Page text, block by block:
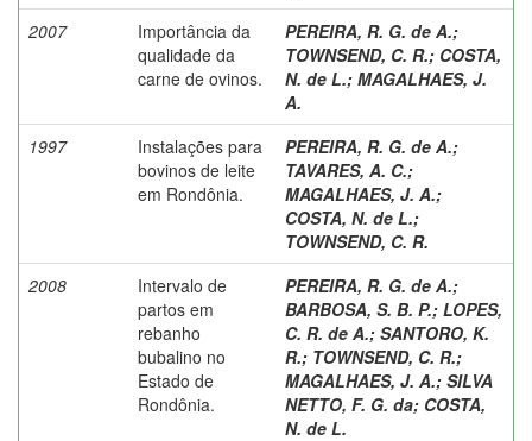
2007
Importância da
qualidade da
carne de ovinos.
PEREIRA, R. G. de A.;
TOWNSEND, C. R.; COSTA,
N. de L.; MAGALHAES, J.
A.
1997
Instalações para
bovinos de leite
em Rondônia.
PEREIRA, R. G. de A.;
TAVARES, A. C.;
MAGALHAES, J. A.;
COSTA, N. de L.;
TOWNSEND, C. R.
2008
Intervalo de
partos em
rebanho
bubalino no
Estado de
Rondônia.
PEREIRA, R. G. de A.;
BARBOSA, S. B. P.; LOPES,
C. R. de A.; SANTORO, K.
R.; TOWNSEND, C. R.;
MAGALHAES, J. A.; SILVA
NETTO, F. G. da; COSTA,
N. de L.